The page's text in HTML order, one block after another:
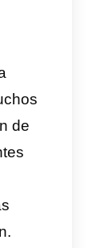
éxito de
que
a ti